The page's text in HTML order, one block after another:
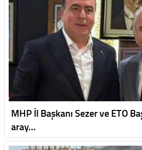
MHP İl Başkanı Sezer ve ETO
aray…